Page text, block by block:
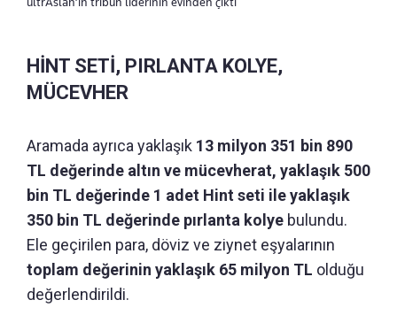
HİNT SETİ, PIRLANTA KOLYE,
MÜCEVHER
Aramada ayrıca yaklaşık 13 milyon 351 bin 890
TL değerinde altın ve mücevherat, yaklaşık 500
bin TL değerinde 1 adet Hint seti ile yaklaşık
350 bin TL değerinde pırlanta kolye bulundu.
Ele geçirilen para, döviz ve ziynet eşyalarının
toplam değerinin yaklaşık 65 milyon TL olduğu
değerlendirildi.